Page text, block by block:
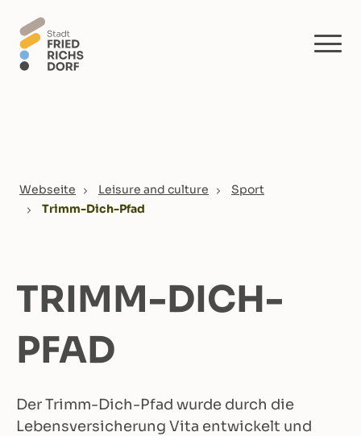
You are here:
Webseite Leisure and culture
Sport
Trimm-Dich-Pfad
TRIMM-DICH-
PFAD
Der Trimm-Dich-Pfad wurde durch die
Lebensversicherung Vita entwickelt und